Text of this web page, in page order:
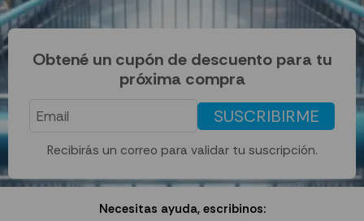
Obtené un cupón de descuento para tu
próxima compra
SUSCRIBIRME
Recibirás un correo para validar tu suscripción.
Necesitas ayuda, escribinos: